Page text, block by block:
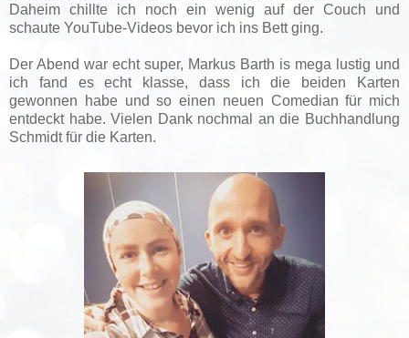
Daheim chillte ich noch ein wenig auf der Couch und
schaute YouTube-Videos bevor ich ins Bett ging.
Der Abend war echt super, Markus Barth is mega lustig und
ich fand es echt klasse, dass ich die beiden Karten
gewonnen habe und so einen neuen Comedian für mich
entdeckt habe. Vielen Dank nochmal an die Buchhandlung
Schmidt für die Karten.